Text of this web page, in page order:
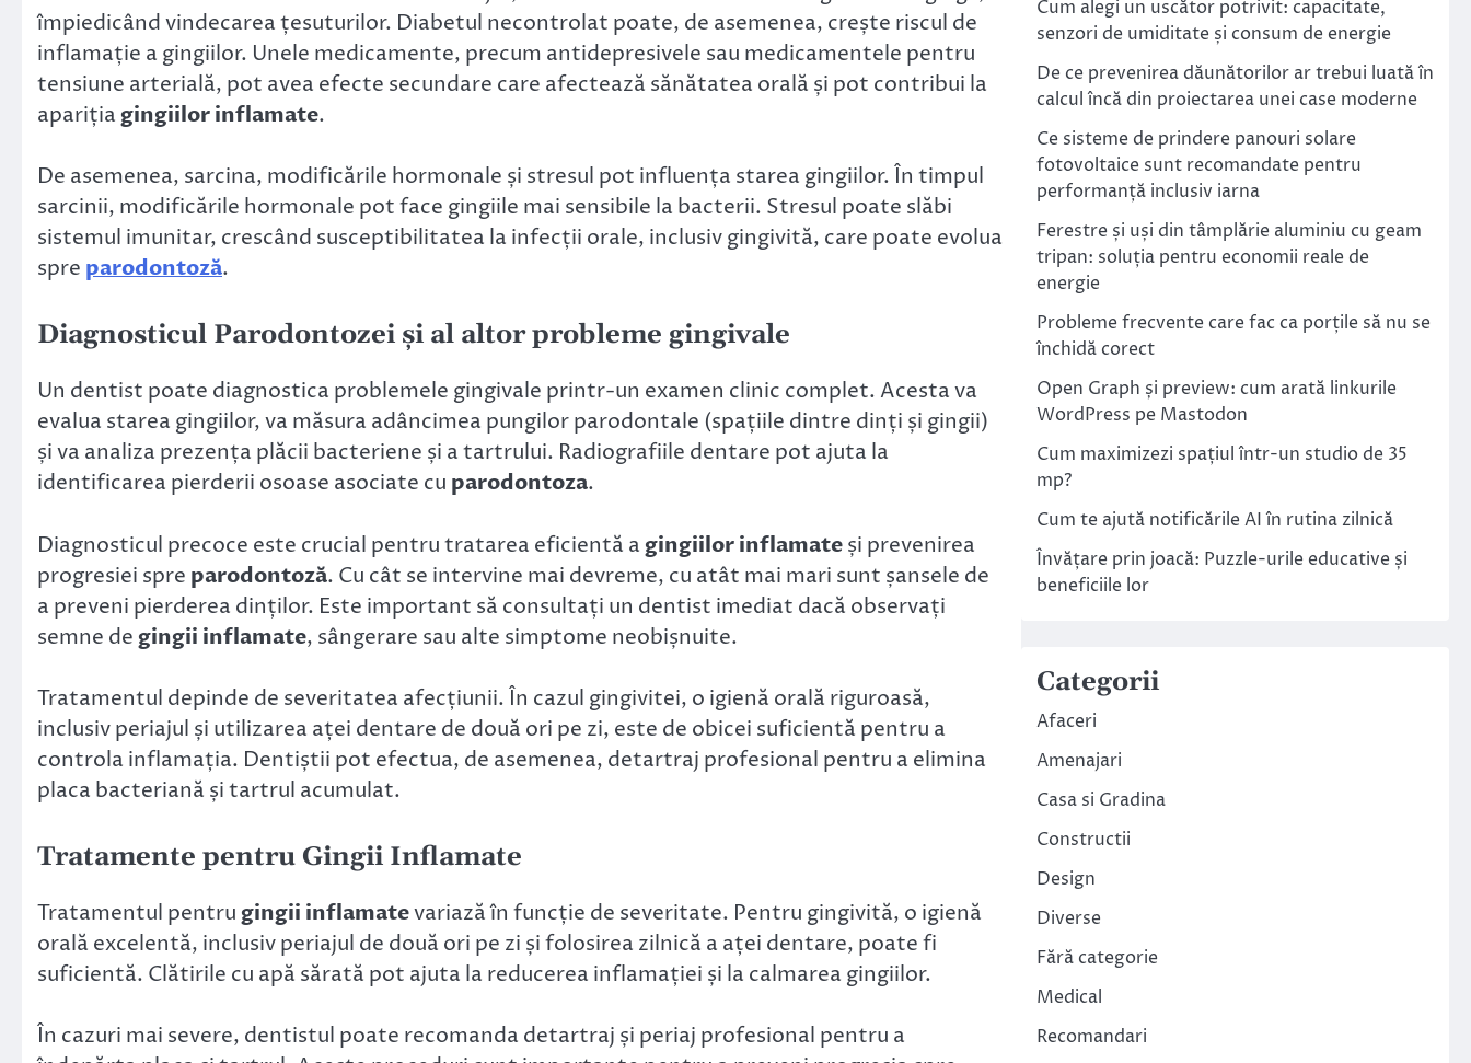
împiedicând vindecarea țesuturilor. Diabetul necontrolat poate, de asemenea, crește riscul de
inflamație a gingiilor. Unele medicamente, precum antidepresivele sau medicamentele pentru
tensiune arterială, pot avea efecte secundare care afectează sănătatea orală și pot contribui la
aparițiagingiilor inflamate.
De asemenea, sarcina, modificările hormonale și stresul pot influența starea gingiilor. În timpul
sarcinii, modificările hormonale pot face gingiile mai sensibile la bacterii. Stresul poate slăbi
sistemul imunitar, crescând susceptibilitatea la infecții orale, inclusiv gingivită, care poate evolua
spre parodontoză.
Diagnosticul Parodontozei și al altor probleme gingivale
Un dentist poate diagnostica problemele gingivale printr-un examen clinic complet. Acesta va
evalua starea gingiilor, va măsura adâncimea pungilor parodontale (spațiile dintre dinți și gingii)
și va analiza prezența plăcii bacteriene și a tartrului. Radiografiile dentare pot ajuta la
identificarea pierderii osoase asociate cu parodontoza.
Diagnosticul precoce este crucial pentru tratarea eficientă agingiilor inflamateși prevenirea
progresiei spre parodontoză. Cu cât se intervine mai devreme, cu atât mai mari sunt șansele de
a preveni pierderea dinților. Este important să consultați un dentist imediat dacă observați
semne degingii inflamate, sângerare sau alte simptome neobișnuite.
Tratamentul depinde de severitatea afecțiunii. În cazul gingivitei, o igienă orală riguroasă,
inclusiv periajul și utilizarea aței dentare de două ori pe zi, este de obicei suficientă pentru a
controla inflamația. Dentiștii pot efectua, de asemenea, detartraj profesional pentru a elimina
placa bacteriană și tartrul acumulat.
Tratamente pentru Gingii Inflamate
Tratamentul pentrugingii inflamatevariază în funcție de severitate. Pentru gingivită, o igienă
orală excelentă, inclusiv periajul de două ori pe zi și folosirea zilnică a aței dentare, poate fi
suficientă. Clătirile cu apă sărată pot ajuta la reducerea inflamației și la calmarea gingiilor.
În cazuri mai severe, dentistul poate recomanda detartraj și periaj profesional pentru a
Cum alegi un uscător potrivit: capacitate,
senzori de umiditate și consum de energie
De ce prevenirea dăunătorilor ar trebui luată în
calcul încă din proiectarea unei case moderne
Ce sisteme de prindere panouri solare
fotovoltaice sunt recomandate pentru
performanță inclusiv iarna
Ferestre și uși din tâmplărie aluminiu cu geam
tripan: soluția pentru economii reale de
energie
Probleme frecvente care fac ca porțile să nu se
închidă corect
Open Graph și preview: cum arată linkurile
WordPress pe Mastodon
Cum maximizezi spațiul într-un studio de 35
mp?
Cum te ajută notificările AI în rutina zilnică
Învățare prin joacă: Puzzle-urile educative și
beneficiile lor
Categorii
Afaceri
Amenajari
Casa si Gradina
Constructii
Design
Diverse
Fără categorie
Medical
Recomandari